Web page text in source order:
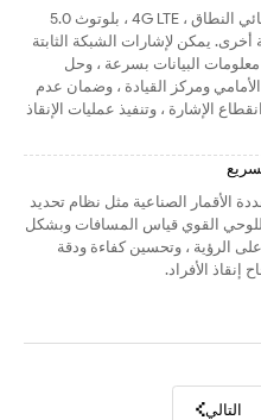
كمبيوتر لوحي متين مزود بواي فاي ثنائي النطاق ، 4G LTE ، بلوتوث 5.0
يمكن لإشارات الشبكة الثابتة
معلومات البيانات بسرعة ، وحل
ومركز القيادة ، وضمان عدم
الإشارة ، وتنفيذ عمليات الإنقاذ
الأقمار الصناعية مثل نظام تحديد
اللوحي القوي قياس المسافات وبشكل
الرؤية ، وتحسين كفاءة ودقة
إنقاذ الأفراد.
التالي